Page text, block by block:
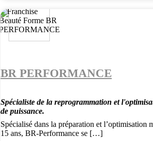
BR PERFORMANCE
Spécialiste de la reprogrammation et
de puissance.
Spécialisé dans la préparation et l’optimisation
15 ans, BR-Performance se […]